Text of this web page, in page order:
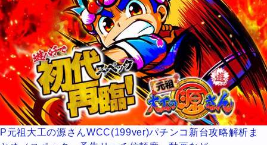
P元祖大工の源さんWCC(199ver)パチンコ新台攻略解析ま